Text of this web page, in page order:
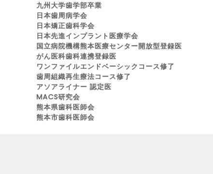
九州大学歯学部卒業
日本歯周病学会
日本矯正歯科学会
日本先進インプラント医療学会
国立病院機構熊本医療センター開放型登録医
がん医科歯科連携登録医
ワンファイルエンドベーシックコース修了
歯周組織再生療法コース修了
アソアライナー 認定医
MACS研究会
熊本県歯科医師会
熊本市歯科医師会